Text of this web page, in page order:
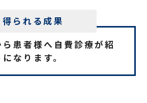
得られる成果
患者様へ自費診療が紹
なります。